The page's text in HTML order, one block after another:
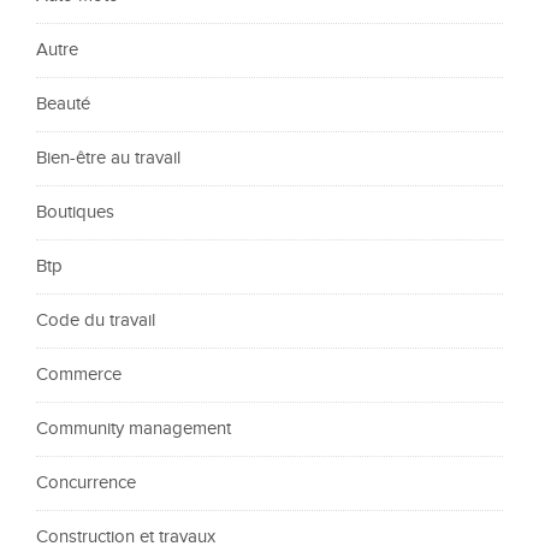
Autre
Beauté
Bien-être au travail
Boutiques
Btp
Code du travail
Commerce
Community management
Concurrence
Construction et travaux